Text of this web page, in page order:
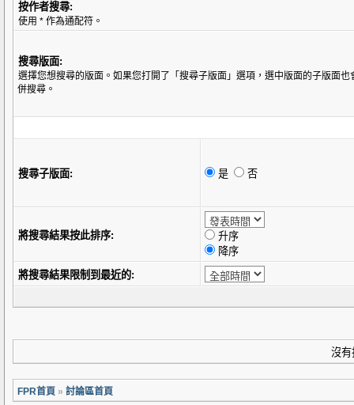
按作者搜尋:
使用 * 作為通配符。
搜尋版面:
選擇您想搜尋的版面。如果您打開了「搜尋子版面」選項，選中版面的子版面也
併搜尋。
搜尋子版面: 是 否
將搜尋結果按此排序:
升序
降序
將搜尋結果限制到最近的:
沒有
FPR首頁 » 討論區首頁